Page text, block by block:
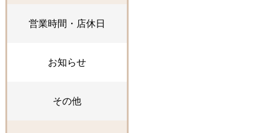
営業時間・店休日
お知らせ
その他